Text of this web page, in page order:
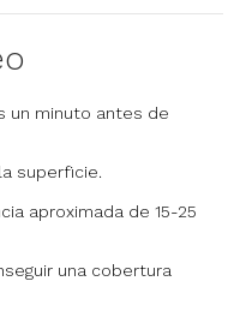
un minuto antes de
superficie.
aproximada de 15-25
una cobertura